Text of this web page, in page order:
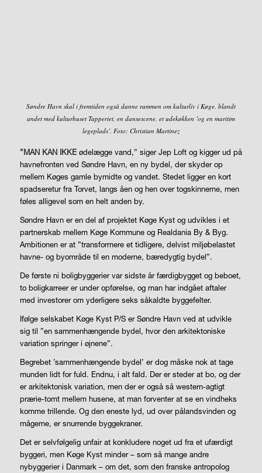
Søndre Havn skal i fremtiden også danne rammen om kulturliv i Køge, blandt
andet med kulturhuset Tapperiet, en dansescene, et udekøkken ’og en maritim
legeplads’. Foto: Christian Martinez
”MAN KAN IKKEødelægge vand,” siger Jep Loft og kigger ud på
havnefronten ved Søndre Havn, en ny bydel, der skyder op
mellem Køges gamle bymidte og vandet. Stedet ligger en kort
spadseretur fra Torvet, langs åen og hen over togskinnerne, men
føles alligevel som en helt anden by.
Søndre Havn er en del af projektet Køge Kyst og udvikles i et
partnerskab mellem Køge Kommune og Realdania By & Byg.
Ambitionen er at ”transformere et tidligere, delvist miljøbelastet
havne- og byområde til en moderne, bæredygtig bydel”.
De første ni boligbyggerier var sidste år færdigbygget og beboet,
to boligkarreer er under opførelse, og man har indgået aftaler
med investorer om yderligere seks såkaldte byggefelter.
Ifølge selskabet Køge Kyst P/S er Søndre Havn ved at udvikle
sig til ”en sammenhængende bydel, hvor den arkitektoniske
variation springer i øjnene”.
Begrebet ’sammenhængende bydel’ er dog måske nok at tage
munden lidt for fuld. Endnu, i alt fald. Der er steder at bo, og der
er arkitektonisk variation, men der er også så western-agtigt
prærie-tomt mellem husene, at man forventer at se en vindheks
komme trillende. Og den eneste lyd, ud over pålandsvinden og
mågerne, er snurrende byggekraner.
Det er selvfølgelig unfair at konkludere noget ud fra et ufærdigt
byggeri, men Køge Kyst minder – som så mange andre
nybyggerier i Danmark – om det, som den franske antropolog